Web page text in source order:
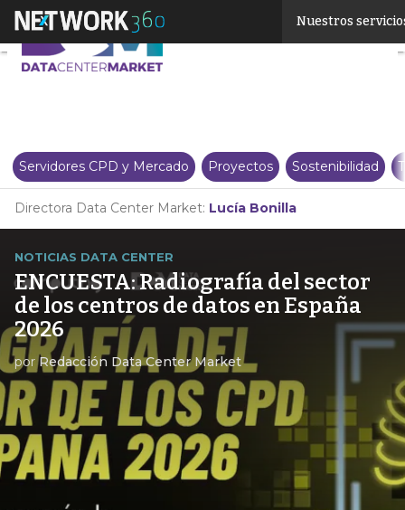
Nuestros
Servidores CPD y Mercado Proyectos Sostenibilidad
Directora Data Center Market: Lucía Bonilla
NOTICIAS DATA CENTER
ENCUESTA: Radiografía del sector
de los centros de datos en España
2026
porRedacción Data Center Market